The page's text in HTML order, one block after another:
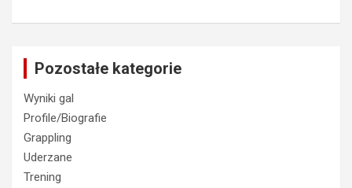
Pozostałe kategorie
Wyniki gal
Profile/Biografie
Grappling
Uderzane
Trening